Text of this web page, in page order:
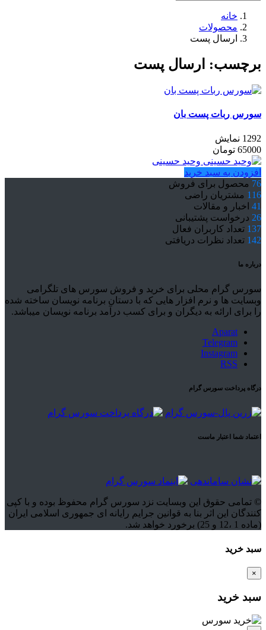
خانه
محصولات
ارسال پست
برچسب: ارسال پست
سورس ربات پست بان
1292 نمایش
65000 تومان
وحید حسینی
افزودن به سبد خرید
76 محصول برای فروش
116 مشتریان راضی
41 اخبار و مقالات
26 درخواست پشتیبانی
137 تعداد کاربران فعال
142 تعداد نظرات دریافتی
درباره ما
سورس گرام محلی برای خرید و فروش سورس های تلگرامی
وبسایت ها و نرم افزار هایی که با دستان برنامه نویسان ساخته شده
را برای ارائه به دیگران و برای کسب درآمد برنامه نویسان میباشد.
Aparat
Telegram
Instagram
RSS
درگاه پرداخت سورس گرام
اعتماد شما اعتبار ماست
© تمامی حقوق این وبسایت نزد سورس گرام محفوظ بوده و با کپی
کنندگان این اثر بنا به قوانین جرایم رایانه ای جمهوری اسلامی ایران
(ماده 1 ،12 و 25) برخورد خواهد شد.
سبد خرید
×
سبد خرید